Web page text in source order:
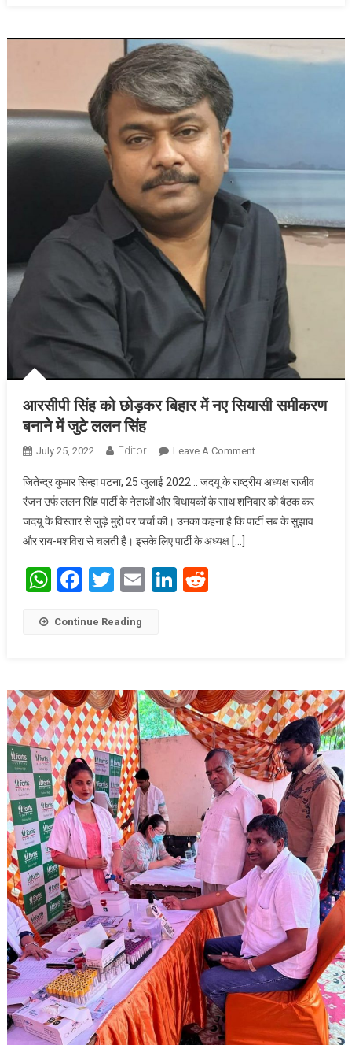
आरसीपी सिंह को छोड़कर बिहार में नए सियासी समीकरण
बनाने में जुटे ललन सिंह
July 25, 2022 Editor Leave A CommentOn आरसीपी सिंह को
सियासी समीकरण बनाने
में जुटे ललन सिंह
जितेन्द्र कुमार सिन्हा पटना, 25 जुलाई 2022 :: जदयू के राष्ट्रीय अध्यक्ष राजीव
रंजन उर्फ ललन सिंह पार्टी के नेताओं और विधायकों के साथ शनिवार को बैठक कर
जदयू के विस्तार से जुड़े मुद्दों पर चर्चा की। उनका कहना है कि पार्टी सब के सुझाव
और राय-मशविरा से चलती है। इसके लिए पार्टी के अध्यक्ष […]
WhatsApp
Facebook
Twitter
EmailLinkedIn
Reddit
Continue Reading